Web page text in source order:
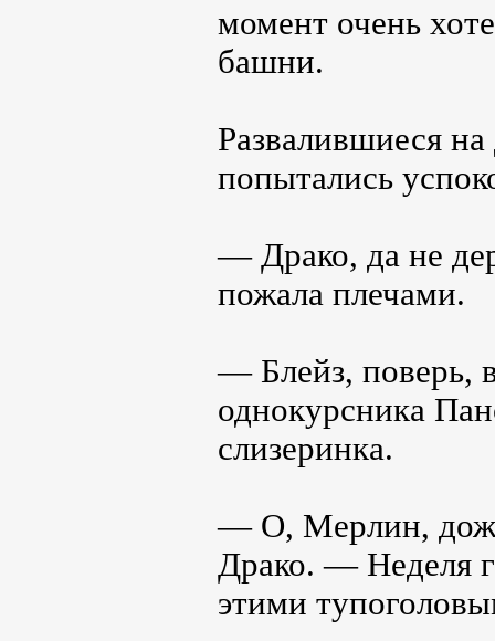
момент очень
башни.
Развалившиеся
попытались
— Драко, да не
пожала плечами.
— Блейз, поверь,
однокурсника
слизеринка.
— О, Мерлин,
Драко. — Неделя
этими